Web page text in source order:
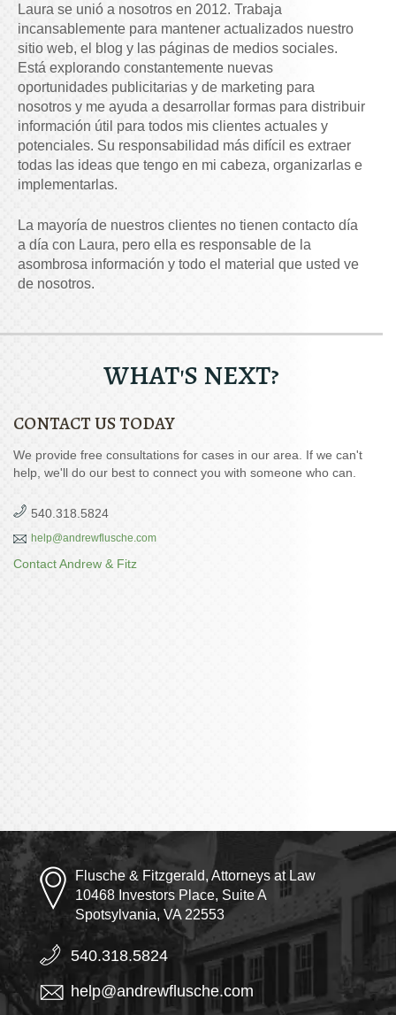
Laura se unió a nosotros en 2012. Trabaja
incansablemente para mantener actualizados nuestro
sitio web, el blog y las páginas de medios sociales.
Está explorando constantemente nuevas
oportunidades publicitarias y de marketing para
nosotros y me ayuda a desarrollar formas para distribuir
información útil para todos mis clientes actuales y
potenciales. Su responsabilidad más difícil es extraer
todas las ideas que tengo en mi cabeza, organizarlas e
implementarlas.
La mayoría de nuestros clientes no tienen contacto día
a día con Laura, pero ella es responsable de la
asombrosa información y todo el material que usted ve
de nosotros.
WHAT'S NEXT?
CONTACT US TODAY
We provide free consultations for cases in our area. If we can't
help, we'll do our best to connect you with someone who can.
540.318.5824
help@andrewflusche.com
Contact Andrew & Fitz
Flusche & Fitzgerald, Attorneys at Law
10468 Investors Place, Suite A
Spotsylvania, VA 22553
540.318.5824
help@andrewflusche.com